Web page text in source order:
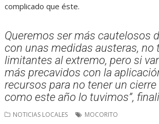
complicado que éste.
Queremos ser más cautelosos
con unas medidas austeras, no
limitantes al extremo, pero si
más precavidos con la
recursos para no tener un
como este año lo tuvimos”,
NOTICIAS LOCALES MOCORITO